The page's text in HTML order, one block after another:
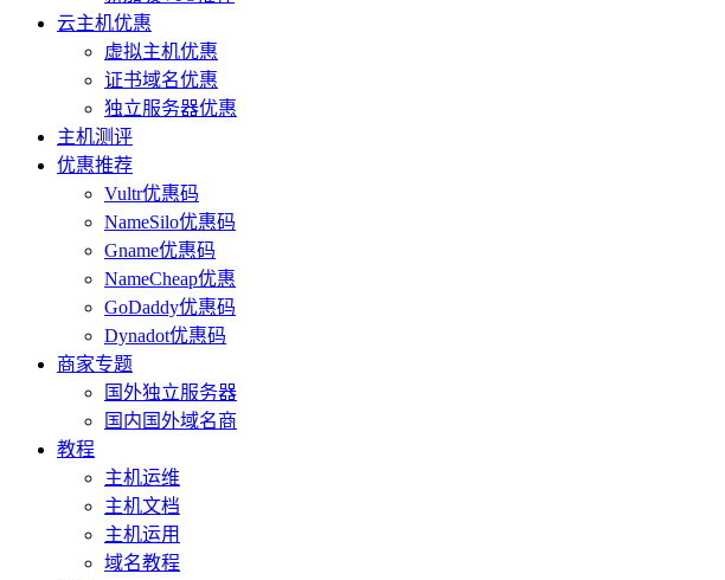
云主机优惠
虚拟主机优惠
证书域名优惠
独立服务器优惠
主机测评
优惠推荐
Vultr优惠码
NameSilo优惠码
Gname优惠码
NameCheap优惠
GoDaddy优惠码
Dynadot优惠码
商家专题
国外独立服务器
国内国外域名商
教程
主机运维
主机文档
主机运用
域名教程